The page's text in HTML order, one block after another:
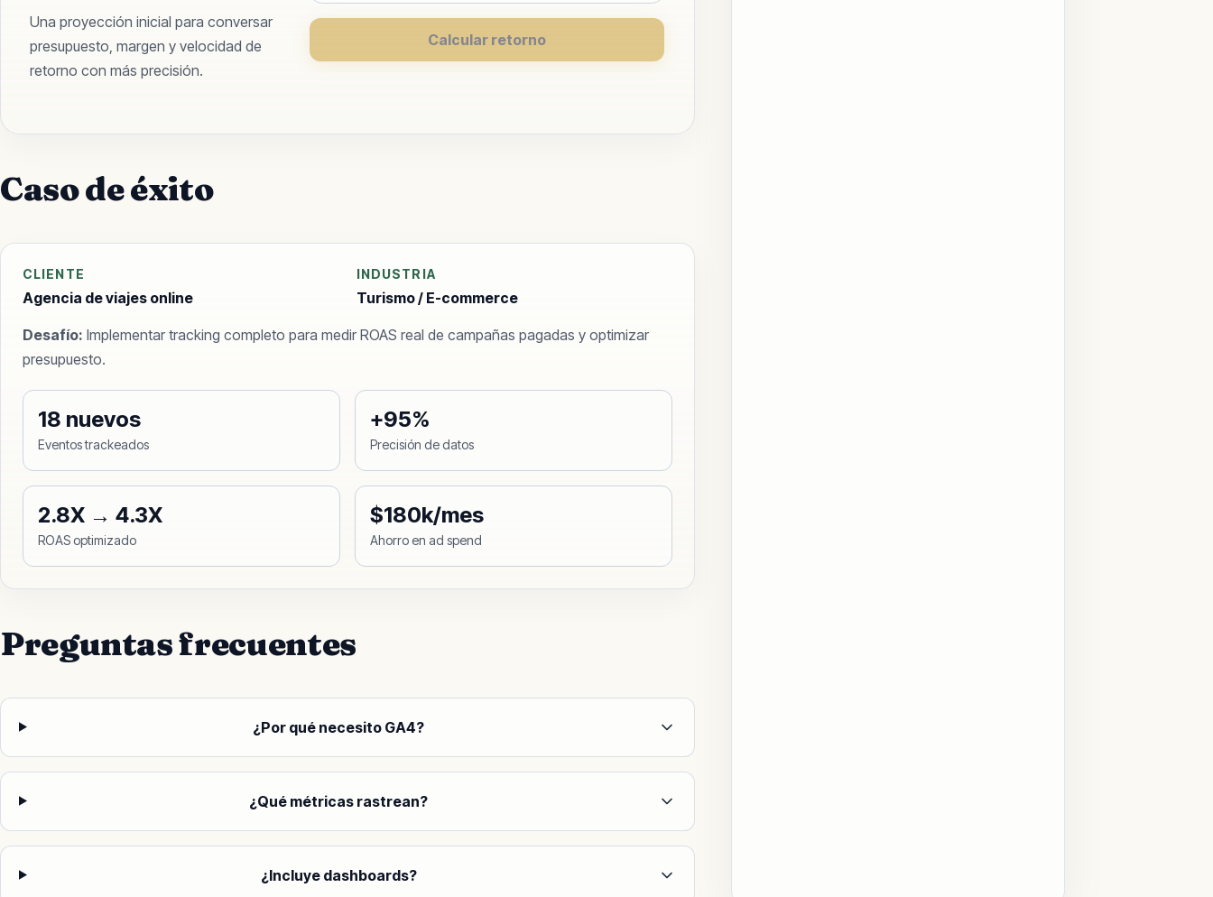
Una proyección inicial para conversar
presupuesto, margen y velocidad de
retorno con más precisión.
Calcular retorno
Caso de éxito
CLIENTE
Agencia de viajes online
INDUSTRIA
Turismo / E-commerce
Desafío: Implementar tracking completo para medir ROAS real de campañas pagadas y optimizar
presupuesto.
18 nuevos
Eventos trackeados
+95%
Precisión de datos
2.8X → 4.3X
ROAS optimizado
$180k/mes
Ahorro en ad spend
Preguntas frecuentes
¿Por qué necesito GA4?
¿Qué métricas rastrean?
¿Incluye dashboards?